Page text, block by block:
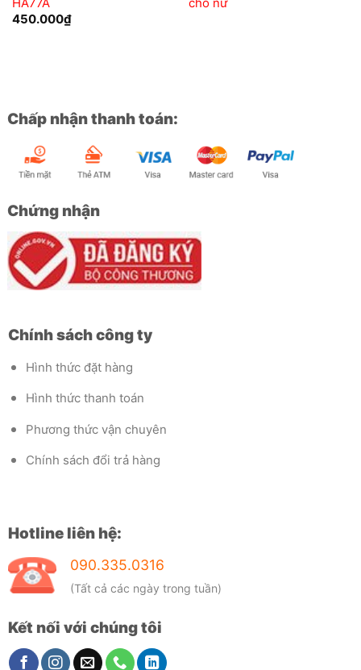
HA77A
450.000₫
cho nữ
Chấp nhận thanh toán:
Chứng nhận
Chính sách công ty
Hình thức đặt hàng
Hình thức thanh toán
Phương thức vận chuyên
Chính sách đổi trả hàng
Hotline liên hệ:
090.335.0316
(Tất cả các ngày trong tuần)
Kết nối với chúng tôi